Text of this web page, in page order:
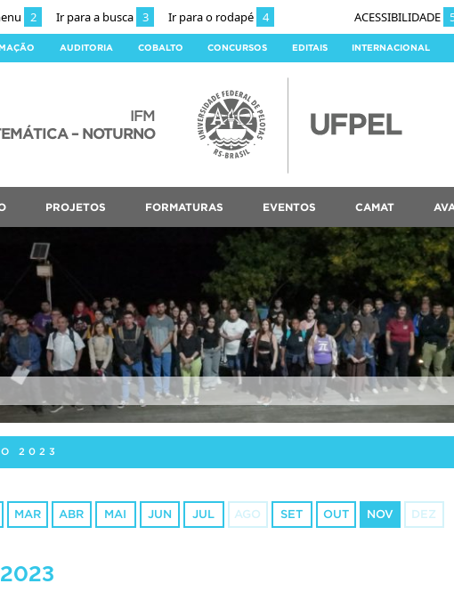
2 Ir para a busca 3 Ir para o rodapé 4 ACESSIBILIDADE
AUDITORIA COBALTO CONCURSOS EDITAIS INTERNACIONAL
IFM
– NOTURNO
PROJETOS FORMATURAS EVENTOS CAMAT
2023
MAR ABR MAI JUN JUL AGO SET OUT NOV DEZ